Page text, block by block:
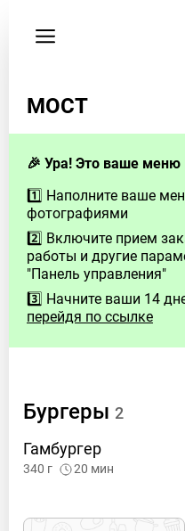
соглашение
89261283099
МОСТ
🎉 Ура! Это ваше меню
1️⃣ Наполните ваше
фотографиями
2️⃣ Включите прием
работы и другие
"Панель управления"
3️⃣ Начните ваши 14
перейдя по ссылке
Бургеры 2
Гамбургер
340 г 20 мин